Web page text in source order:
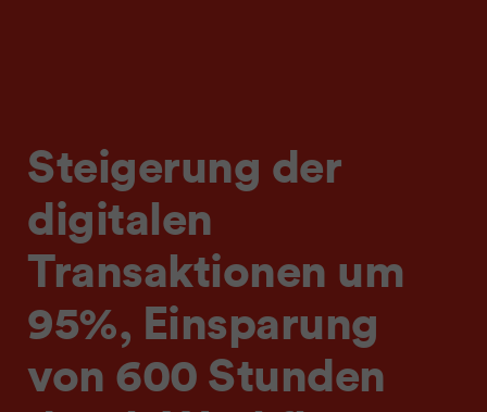
Steigerung der
digitalen
Transaktionen um
95%, Einsparung
von 600 Stunden